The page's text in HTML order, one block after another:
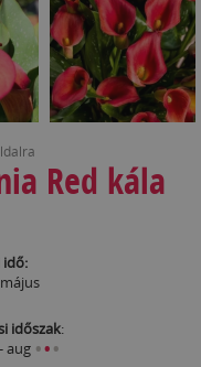
Red kála
idő:
időszak:
- aug •••